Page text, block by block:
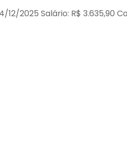
2025 Salário: R$ 3.635,90